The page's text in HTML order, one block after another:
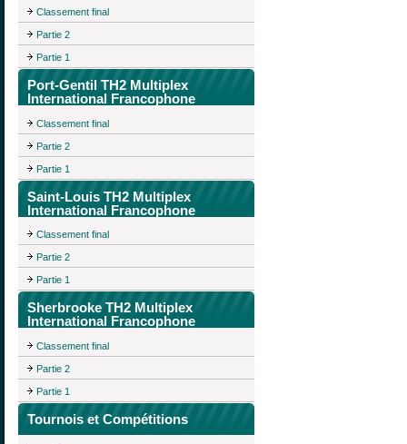
Classement final
Partie 2
Partie 1
Port-Gentil TH2 Multiplex
International Francophone
Classement final
Partie 2
Partie 1
Saint-Louis TH2 Multiplex
International Francophone
Classement final
Partie 2
Partie 1
Sherbrooke TH2 Multiplex
International Francophone
Classement final
Partie 2
Partie 1
Tournois et Compétitions